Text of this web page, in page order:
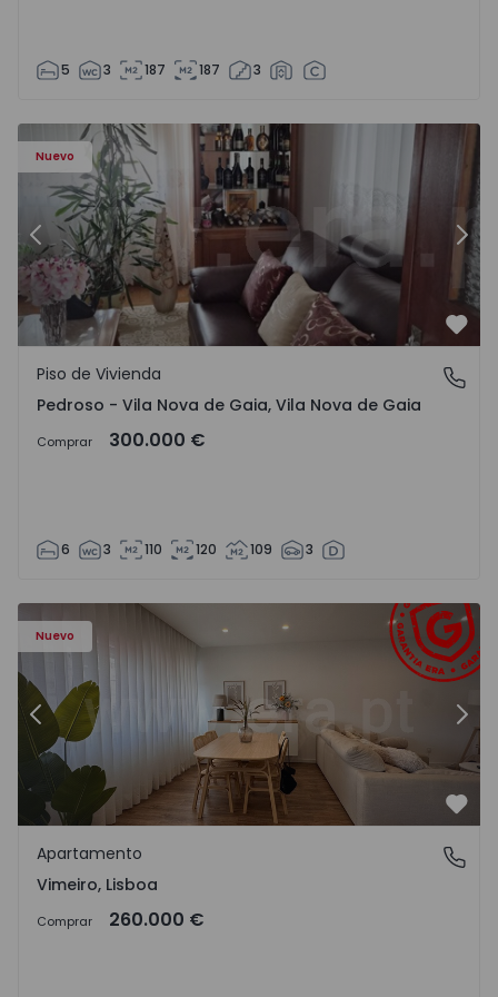
5 3 187 187 3
Nuevo
- 1575635 - 12
Piso de Vivienda T6 Vila Nova de Gaia, Pedroso e
Anterior
Pedroso - Vila Nova de Gaia, Vila Nova de Gaia
Piso de Vivienda
Pedroso - Vila Nova de Gaia, Vila Nova de Gaia
Comprar 300.000 €
6 3 110 120 109 3
Nuevo
Apartamento T1 Lourinhã, Vimeiro - 1575406 - 1
Anterior
Vimeiro, Lisboa
Apartamento
Vimeiro, Lisboa
Comprar 260.000 €